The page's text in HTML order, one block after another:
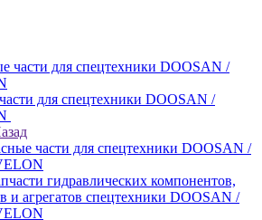
для спецтехники DOOSAN /
части для спецтехники DOOSAN /